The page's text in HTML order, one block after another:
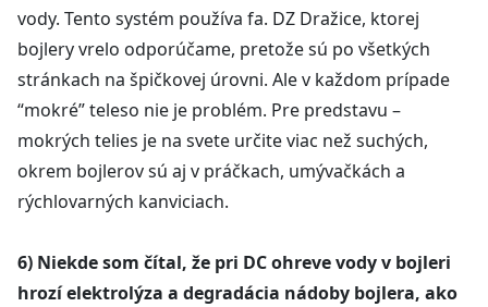
vody. Tento systém používa fa. DZ Dražice, ktorej
bojlery vrelo odporúčame, pretože sú po všetkých
stránkach na špičkovej úrovni. Ale v každom prípade
“mokré” teleso nie je problém. Pre predstavu –
mokrých telies je na svete určite viac než suchých,
okrem bojlerov sú aj v práčkach, umývačkách a
rýchlovarných kanviciach.
6) Niekde som čítal, že pri DC ohreve vody v bojleri
hrozí elektrolýza a degradácia nádoby bojlera, ako